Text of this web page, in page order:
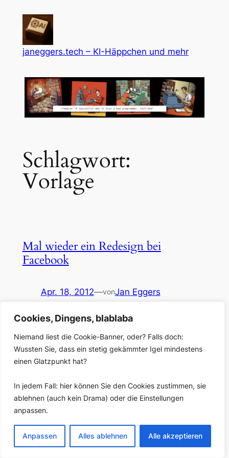
Cookies, Dingens, blablaba
Niemand liest die Cookie-Banner, oder? Falls doch:
Wussten Sie, dass ein stetig gekämmter Igel mindestens
einen Glatzpunkt hat?
In jedem Fall: hier können Sie den Cookies zustimmen, sie
ablehnen (auch kein Drama) oder die Einstellungen
anpassen.
Anpassen Alles ablehnen Alle akzeptieren
springen
janeggers.tech – KI-Häppchen und mehr
Schlagwort:
Vorlage
Mal wieder ein Redesign bei
Facebook
Apr. 18, 2012—vonJan Eggers
Allgemein
Ach, wie ich diese kleinen Überraschungen von
Facebook liebe – sie halten das Leben spannend.
NOT. Ehrlich gesagt, nachdem die Umstellung aller
Facebook-Seiten auf das Timeline-Design gerade erst
die Menschen, die sich mit Designs von Berufs wegen
herumschlagen müssen – hätte ich auf diese
Ankündigung…